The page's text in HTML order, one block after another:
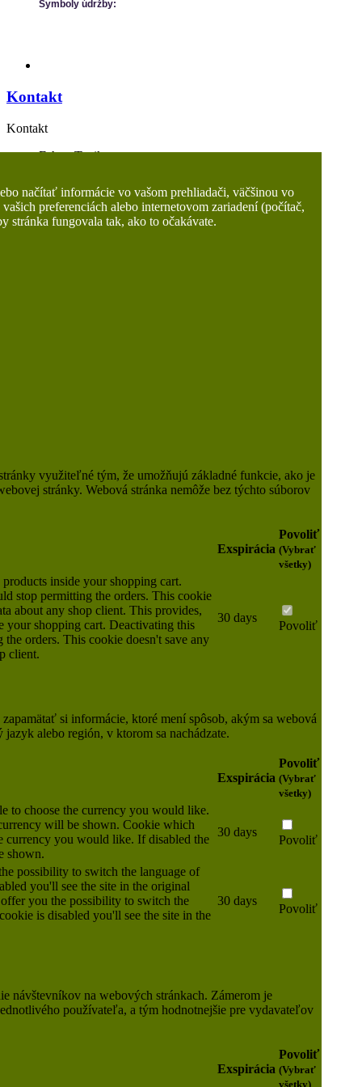
Symboly údržby:
Kontakt
Kontakt
Eshop Texikom
949 01 Nitra
Slovakia
0905 409 126
IČO: 34 104 984
Naša spoločnosť
Naša spoločnosť
Reklamačný poriadok
Mapa stránky
Obchody
Môj účet
Odstúpiť od zmluvy tu
© 2026 - Web by SOLLERS.SK
načítať informácie vo vašom prehliadači, väčšinou vo
preferenciách alebo internetovom zariadení (počítač,
stránka fungovala tak, ako to očakávate.
využiteľné tým, že umožňujú základné funkcie, ako je
stránky. Webová stránka nemôže bez týchto súborov
Exspirácia
Povoliť
(Vybrať
všetky)
inside your shopping cart.
stop permitting the orders. This cookie
about any shop client. This provides,
your shopping cart. Deactivating this
orders. This cookie doesn't save any
client.
30 days
Povoliť
si informácie, ktoré mení spôsob, akým sa webová
alebo región, v ktorom sa nachádzate.
Exspirácia
Povoliť
(Vybrať
všetky)
to choose the currency you would like.
will be shown. Cookie which
currency you would like. If disabled the
shown.
30 days
Povoliť
possibility to switch the language of
you'll see the site in the original
you the possibility to switch the
is disabled you'll see the site in the
30 days
Povoliť
návštevníkov na webových stránkach. Zámerom je
používateľa, a tým hodnotnejšie pre vydavateľov
Exspirácia
Povoliť
(Vybrať
všetky)